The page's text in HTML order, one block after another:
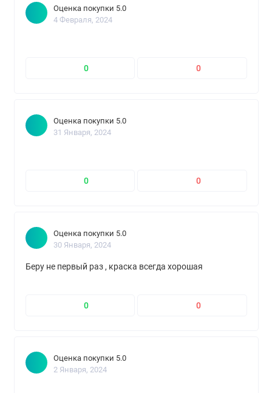
Оценка покупки 5.0
4 Февраля, 2024
0 0
Оценка покупки 5.0
31 Января, 2024
0 0
Оценка покупки 5.0
30 Января, 2024
Беру не первый раз , краска всегда хорошая
0 0
Оценка покупки 5.0
2 Января, 2024